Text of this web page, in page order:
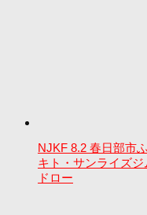
NJKF 8.2 春日部市
キト・サンライズ
ドロー